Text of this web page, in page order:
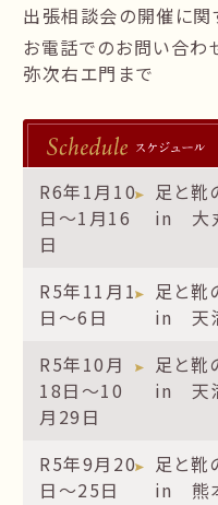
出張相談会の開催に関
お電話でのお問い合
弥次右エ門まで
R6年1月10
日～1月16
日
足と
in 大
R5年11月1
日～6日
足と
in 天
R5年10月
18日～10
月29日
足と
in 天
R5年9月20
日～25日
足と
in 熊